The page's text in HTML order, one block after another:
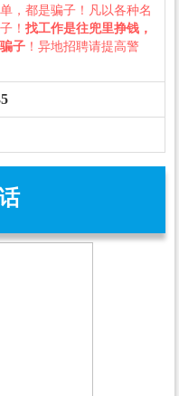
，都是骗子！凡以各种名
！ 找工作是往兜里挣钱，
子 ！异地招聘请提高警